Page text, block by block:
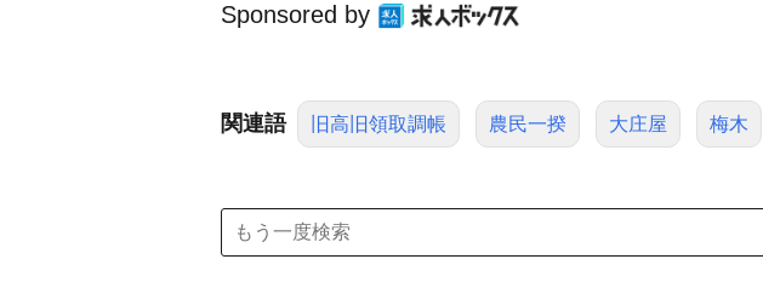
Sponsored by
関連語 旧高旧領取調帳 農民一揆 大庄屋 梅木